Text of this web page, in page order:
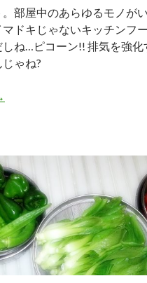
部屋中のあらゆるモノが
ドキじゃないキッチンフ
ね…ピコーン!! 排気を強化
ゃね?
べとつきサヨナラ? キッチ